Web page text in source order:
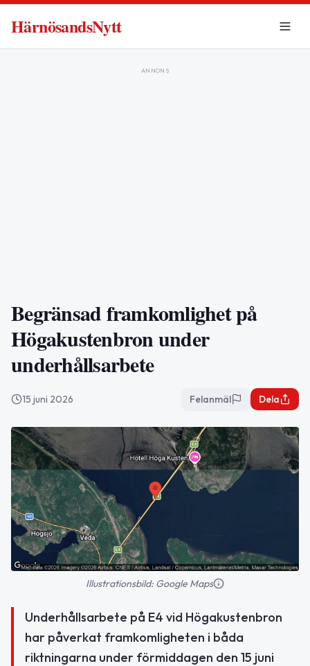
HärnösandsNytt
ANNONS
Begränsad framkomlighet på
Högakustenbron under
underhållsarbete
15 juni 2026 Felanmäl Dela
Illustrationsbild: Google Maps
Underhållsarbete på E4 vid Högakustenbron
har påverkat framkomligheten i båda
riktningarna under förmiddagen den 15 juni